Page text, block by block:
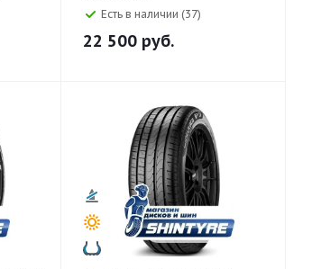
ContiSportContact 5 96W
Есть в наличии (37)
22 500 руб.